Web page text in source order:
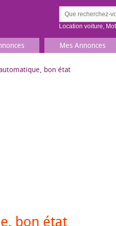
Location voiture,
Mes Annonces
bon état
bon état